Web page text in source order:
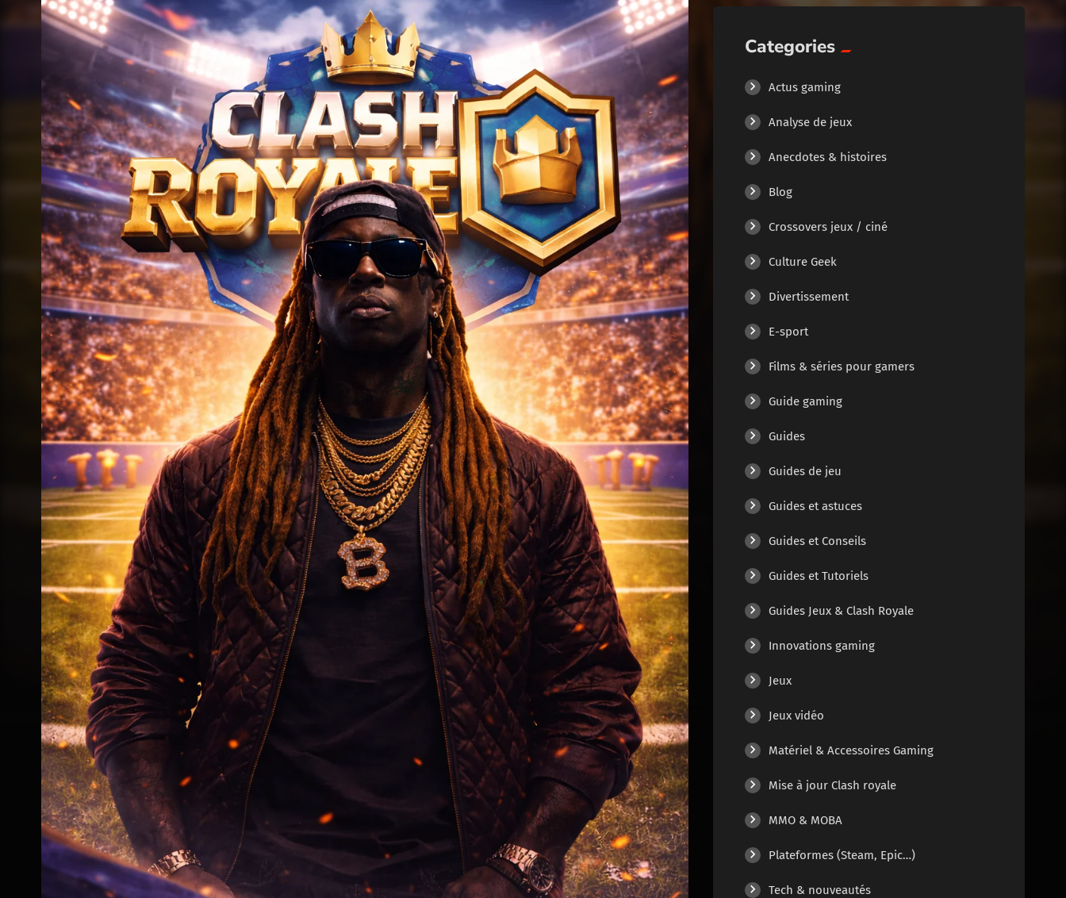
Categories
Actus gaming
Analyse de jeux
Anecdotes & histoires
Blog
Crossovers jeux / ciné
Culture Geek
Divertissement
E-sport
Films & séries pour gamers
Guide gaming
Guides
Guides de jeu
Guides et astuces
Guides et Conseils
Guides et Tutoriels
Guides Jeux & Clash Royale
Innovations gaming
Jeux
Jeux vidéo
Matériel & Accessoires Gaming
Mise à jour Clash royale
MMO & MOBA
Plateformes (Steam, Epic…)
Tech & nouveautés